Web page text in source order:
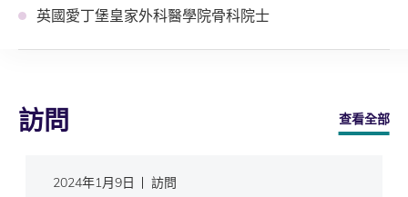
英國愛丁堡皇家外科醫學院骨科院士
訪問 查看全部
2024年1月9日 訪問